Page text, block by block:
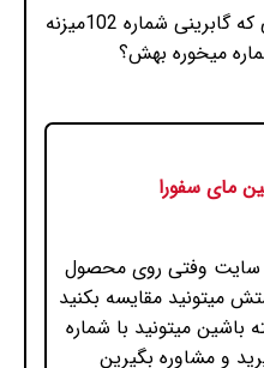
سلام وقتتون بخیر برای پوستی که گابرینی شماره 102میزنه
میخوره بهش؟
مای سفورا
سایت وفتی روی محصول
میتونید مقایسه بکنید
میتونید با شماره
و مشاوره بگیرین